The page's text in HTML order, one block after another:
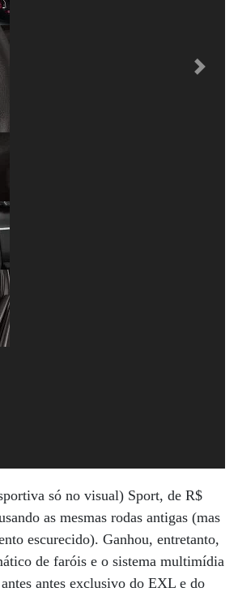
Next
só no visual) Sport, de R$
as mesmas rodas antigas (mas
escurecido). Ganhou, entretanto,
de faróis e o sistema multimídia
antes exclusivo do EXL e do